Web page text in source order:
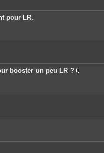
pour LR.
booster un peu LR ?
c
o
e